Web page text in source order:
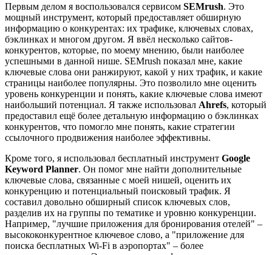
Первым делом я воспользовался сервисом SEMrush. Это
мощный инструмент, который предоставляет обширную
информацию о конкурентах: их трафике, ключевых словах,
бэклинках и многом другом. Я ввёл несколько сайтов-
конкурентов, которые, по моему мнению, были наиболее
успешными в данной нише. SEMrush показал мне, какие
ключевые слова они ранжируют, какой у них трафик, и какие
страницы наиболее популярны. Это позволило мне оценить
уровень конкуренции и понять, какие ключевые слова имеют
наибольший потенциал. Я также использовал Ahrefs, который
предоставил ещё более детальную информацию о бэклинках
конкурентов, что помогло мне понять, какие стратегии
ссылочного продвижения наиболее эффективны.
Кроме того, я использовал бесплатный инструмент Google
Keyword Planner. Он помог мне найти дополнительные
ключевые слова, связанные с моей нишей, оценить их
конкуренцию и потенциальный поисковый трафик. Я
составил довольно обширный список ключевых слов,
разделив их на группы по тематике и уровню конкуренции.
Например, "лучшие приложения для бронирования отелей" –
высококонкурентное ключевое слово, а "приложение для
поиска бесплатных Wi-Fi в аэропортах" – более